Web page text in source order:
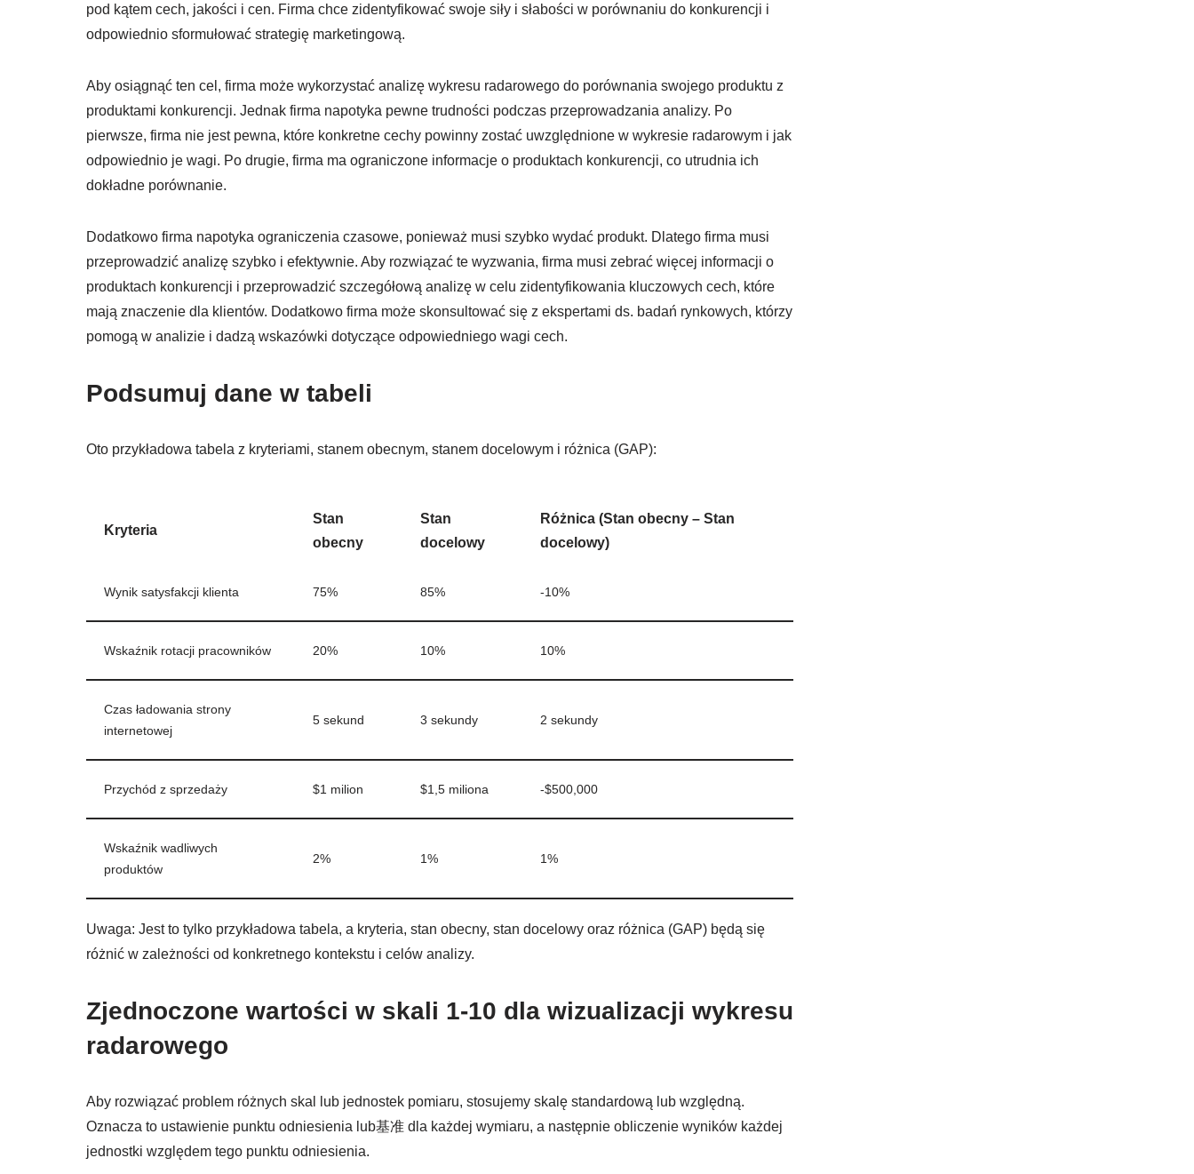
pod kątem cech, jakości i cen. Firma chce zidentyfikować swoje siły i słabości w porównaniu do konkurencji i
odpowiednio sformułować strategię marketingową.
Aby osiągnąć ten cel, firma może wykorzystać analizę wykresu radarowego do porównania swojego produktu z
produktami konkurencji. Jednak firma napotyka pewne trudności podczas przeprowadzania analizy. Po
pierwsze, firma nie jest pewna, które konkretne cechy powinny zostać uwzględnione w wykresie radarowym i jak
odpowiednio je wagi. Po drugie, firma ma ograniczone informacje o produktach konkurencji, co utrudnia ich
dokładne porównanie.
Dodatkowo firma napotyka ograniczenia czasowe, ponieważ musi szybko wydać produkt. Dlatego firma musi
przeprowadzić analizę szybko i efektywnie. Aby rozwiązać te wyzwania, firma musi zebrać więcej informacji o
produktach konkurencji i przeprowadzić szczegółową analizę w celu zidentyfikowania kluczowych cech, które
mają znaczenie dla klientów. Dodatkowo firma może skonsultować się z ekspertami ds. badań rynkowych, którzy
pomogą w analizie i dadzą wskazówki dotyczące odpowiedniego wagi cech.
Podsumuj dane w tabeli
Oto przykładowa tabela z kryteriami, stanem obecnym, stanem docelowym i różnica (GAP):
Kryteria
Stan
obecny
Stan
docelowy
Różnica (Stan obecny – Stan
docelowy)
Wynik satysfakcji klienta 75% 85% -10%
Wskaźnik rotacji pracowników 20% 10% 10%
Czas ładowania strony
internetowej
5 sekund 3 sekundy 2 sekundy
Przychód z sprzedaży $1 milion $1,5 miliona -$500,000
Wskaźnik wadliwych
produktów
2% 1% 1%
Uwaga: Jest to tylko przykładowa tabela, a kryteria, stan obecny, stan docelowy oraz różnica (GAP) będą się
różnić w zależności od konkretnego kontekstu i celów analizy.
Zjednoczone wartości w skali 1-10 dla wizualizacji wykresu
radarowego
Aby rozwiązać problem różnych skal lub jednostek pomiaru, stosujemy skalę standardową lub względną.
Oznacza to ustawienie punktu odniesienia lub基准 dla każdej wymiaru, a następnie obliczenie wyników każdej
jednostki względem tego punktu odniesienia.